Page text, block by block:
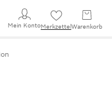
Mein KontoMerkzettel Warenkorb